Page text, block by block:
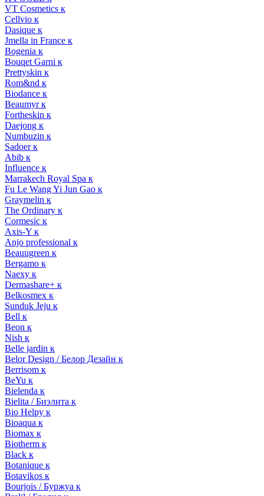
VT Cosmetics к
Cellvio к
Dasique к
Jmella in France к
Bogenia к
Bouqet Garni к
Prettyskin к
Rom&nd к
Biodance к
Beaumyr к
Fortheskin к
Daejong к
Numbuzin к
Sadoer к
Abib к
Influence к
Marrakech Royal Spa к
Fu Le Wang Yi Jun Gao к
Graymelin к
The Ordinary к
Cormesic к
Axis-Y к
Anjo professional к
Beauugreen к
Bergamo к
Naexy к
Dermashare+ к
Belkosmex к
Sunduk Jeju к
Bell к
Beon к
Nish к
Belle jardin к
Belor Design / Белор Дезайн к
Berrisom к
BeYu к
Bielenda к
Bielita / Биэлита к
Bio Helpy к
Bioaqua к
Biomax к
Biotherm к
Black к
Botanique к
Botavikos к
Bourjois / Буржуа к